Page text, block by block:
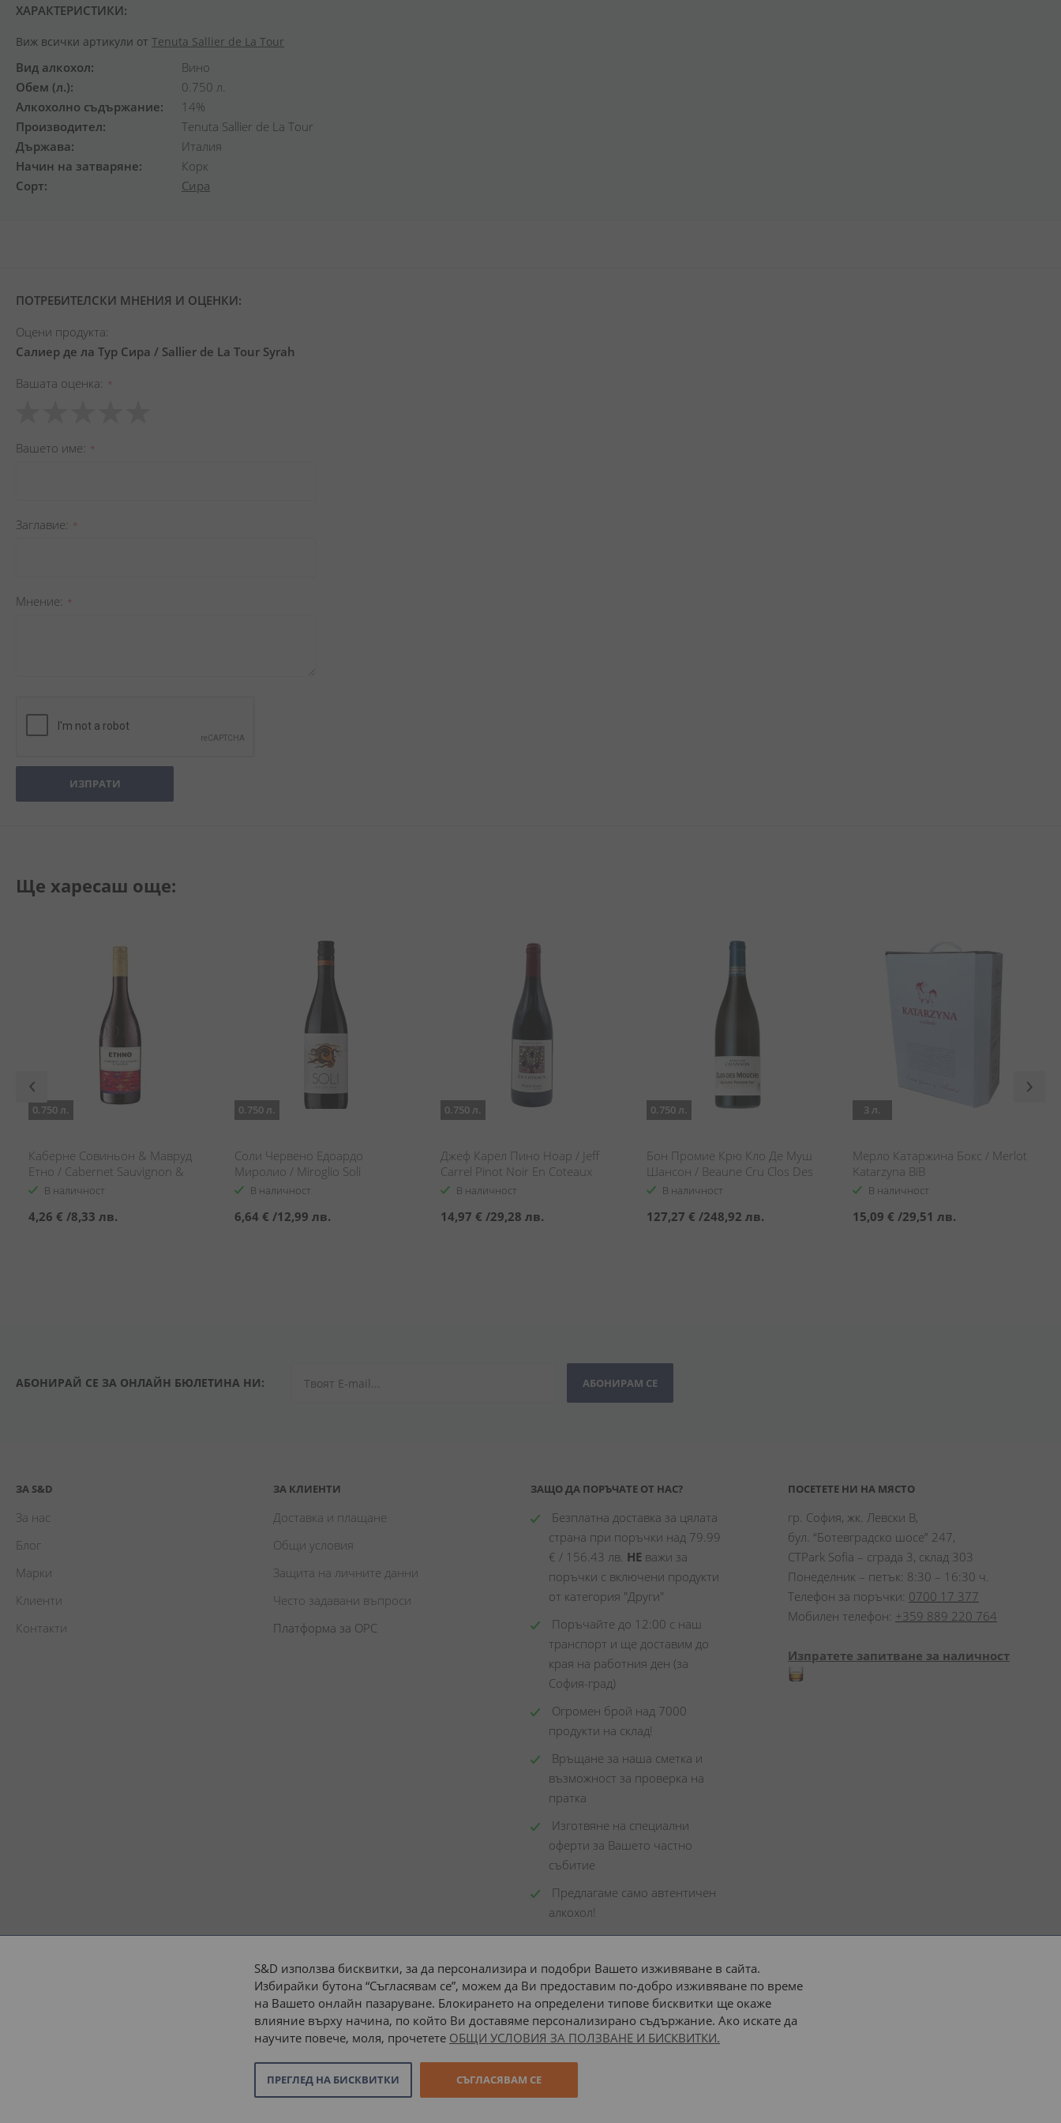
ХАРАКТЕРИСТИКИ:
Виж всички артикули от Tenuta Sallier de La Tour
Вид алкохол
Вино
Обем (л.)
0.750 л.
Алкохолно съдържание
14%
Производител
Tenuta Sallier de La Tour
Държава
Италия
Начин на затваряне
Корк
Сорт
Сира
ПОТРЕБИТЕЛСКИ МНЕНИЯ И ОЦЕНКИ:
Оцени продукта:
Салиер де ла Тур Сира / Sallier de La Tour Syrah
Вашата оценка
star
stars
stars
stars
stars
Вашето име
Заглавиe
Мнение
ИЗПРАТИ
Ще харесаш още:
0.750 л.
Каберне Совиньон & Мавруд
Етно / Cabernet Sauvignon &
Mavrud Ethno
В наличност
4,26 € /8,33 лв.
0.750 л.
Соли Червено Едоардо
Миролио / Miroglio Soli
В наличност
6,64 € /12,99 лв.
0.750 л.
Джеф Карел Пино Ноар / Jeff
Carrel Pinot Noir En Coteaux
В наличност
14,97 € /29,28 лв.
0.750 л.
Бон Промие Крю Кло Де Муш
Шансон / Beaune Cru Clos Des
Mouches Chanson
В наличност
127,27 € /248,92 лв.
3 л.
Мерло Катаржина Бокс / Merlot
Katarzyna BiB
В наличност
15,09 € /29,51 лв.
АБОНИРАЙ СЕ ЗА ОНЛАЙН БЮЛЕТИНА НИ: АБОНИРАМ СЕ
ЗА S&D
За нас
Блог
Марки
Клиенти
Контакти
ЗА КЛИЕНТИ
Доставка и плащане
Общи условия
Защита на личните данни
Често задавани въпроси
Платформа за ОРС
ЗАЩО ДА ПОРЪЧАТЕ ОТ НАС?
Безплатна доставка за цялата
страна при поръчки над 79.99
€ / 156.43 лв. НЕ важи за
поръчки с включени продукти
от категория "Други"
Поръчайте до 12:00 с наш
транспорт и ще доставим до
края на работния ден (за
София-град)
Огромен брой над 7000
продукти на склад!
Връщане за наша сметка и
възможност за проверка на
пратка
Изготвяне на специални
оферти за Вашето частно
събитие
Предлагаме само автентичен
алкохол!
ПОСЕТЕТЕ НИ НА МЯСТО
гр. София, жк. Левски В,
бул. “Ботевградско шосе” 247,
CTPark Sofia – сграда 3, склад 303
Понеделник – петък: 8:30 – 16:30 ч.
Телефон за поръчки: 0700 17 377
Мобилен телефон: +359 889 220 764
Изпратете запитване за наличност
Доставка до адрес с: или наш транспорт
© 2026 “С и Д Комерсиал” ООД. Всички права запазени. Онлайн магазин от
S&D използва бисквитки, за да персонализира и подобри Вашето изживяване в сайта.
Избирайки бутона “Съгласявам се”, можем да Ви предоставим по-добро изживяване по време
на Вашето онлайн пазаруване. Блокирането на определени типове бисквитки ще окаже
влияние върху начина, по който Ви доставяме персонализирано съдържание. Ако искате да
научите повече, моля, прочетете ОБЩИ УСЛОВИЯ ЗА ПОЛЗВАНЕ И БИСКВИТКИ.
СЪГЛАСЯВАМ СЕ
ПРЕГЛЕД НА БИСКВИТКИ